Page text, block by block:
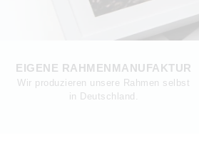
EIGENE RAHMENMANUFAKTUR
Wir produzieren unsere Rahmen selbst
in Deutschland.